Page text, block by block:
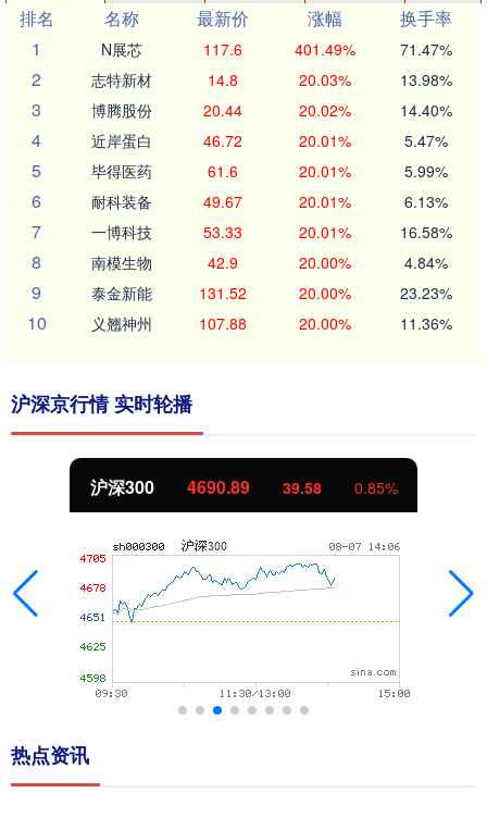
排名
名称 最新价 涨幅
换手率
1
N展芯 117.6 401.49% 71.47%
2 志特新材 14.8 20.03% 13.98%
3 博腾股份 20.44 20.02% 14.40%
4 近岸蛋白 46.72 20.01% 5.47%
5 毕得医药 61.6 20.01% 5.99%
6 耐科装备 49.67 20.01% 6.13%
7 一博科技 53.33 20.01% 16.58%
8 南模生物 42.9 20.00% 4.84%
9 泰金新能 131.52 20.00% 23.23%
10 义翘神州 107.88 20.00% 11.36%
沪深京行情 实时轮播
北证50 1131.57 8.70 0.77%
热点资讯